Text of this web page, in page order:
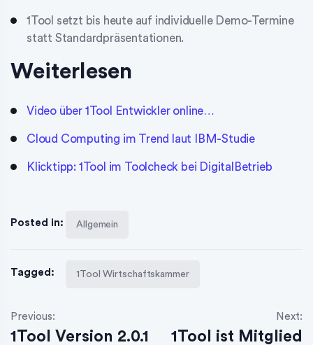
1Tool setzt bis heute auf individuelle Demo-Termine
statt Standardpräsentationen.
Weiterlesen
Video über 1Tool Entwickler online…
Cloud Computing im Trend laut IBM-Studie
Klicktipp: 1Tool im Toolcheck bei DigitalBetrieb
Posted in: Allgemein
Tagged: 1Tool Wirtschaftskammer
Previous:
1Tool Version 2.0.1
Next:
1Tool ist Mitglied